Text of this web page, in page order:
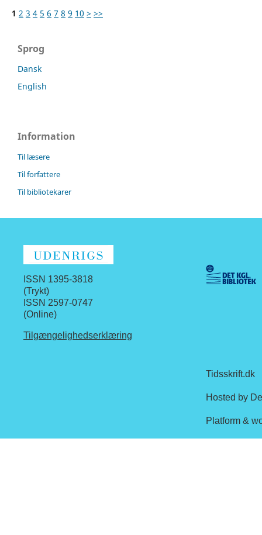
1 2 3 4 5 6 7 8 9 10 > >>
Sprog
Dansk
English
Information
Til læsere
Til forfattere
Til bibliotekarer
ISSN 1395-3818
(Trykt)
ISSN 2597-0747
(Online)
Tilgængelighedserklæring